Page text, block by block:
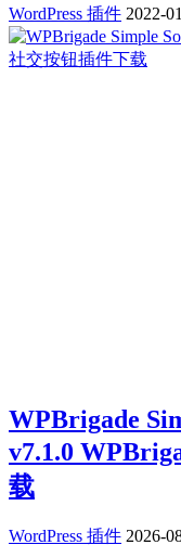
WordPress 插件 2022-
WPBrigade
v7.1.0
载
WordPress 插件 2026-